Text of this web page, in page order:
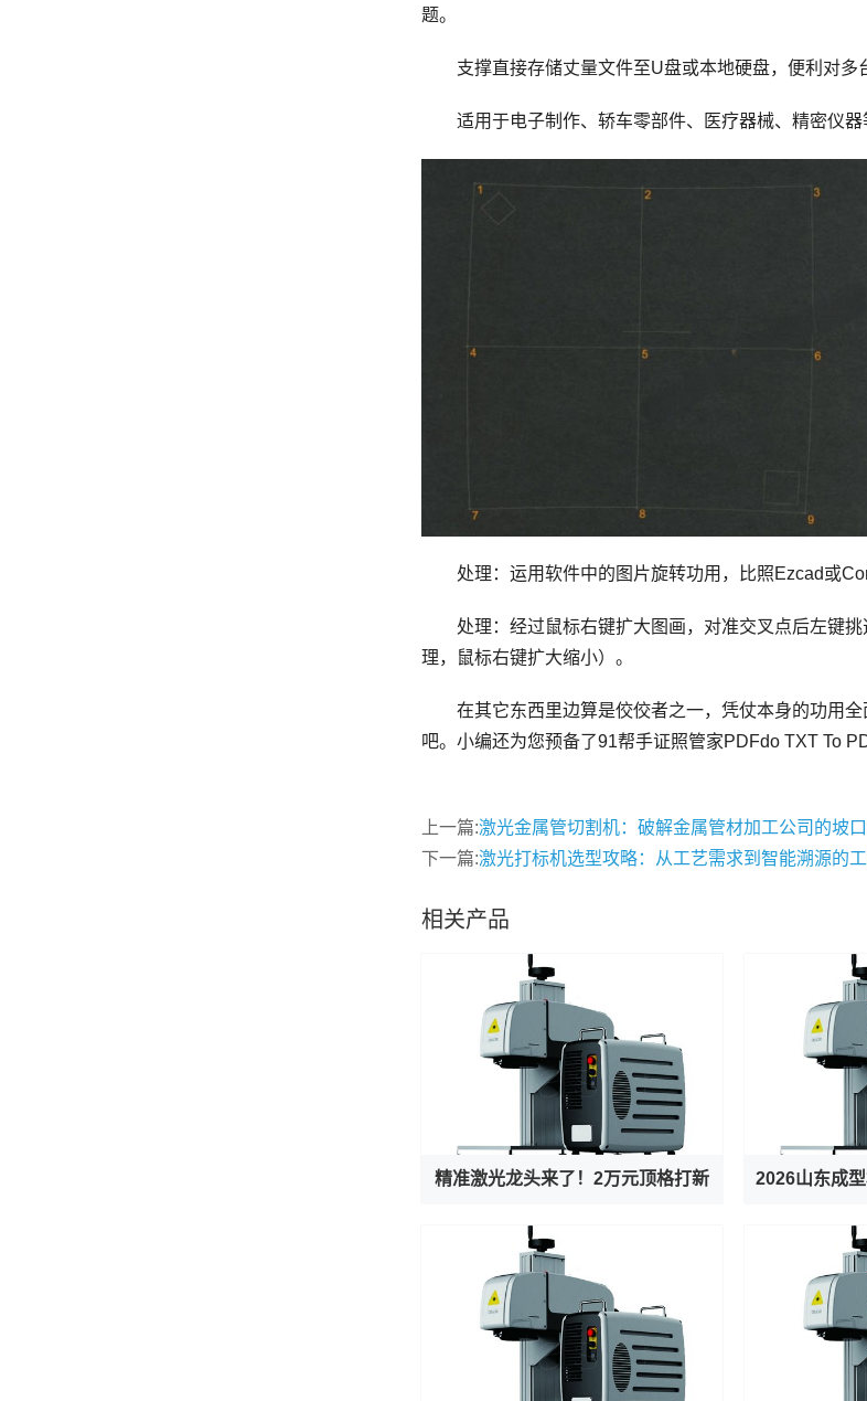
题。
支撑直接存储丈量文件至U盘或本地硬盘，便利对多
适用于电子制作、轿车零部件、医疗器械、精密仪器
处理：运用软件中的图片旋转功用，比照Ezcad或
处理：经过鼠标右键扩大图画，对准交叉点后左键挑
理，鼠标右键扩大缩小）。
在其它东西里边算是佼佼者之一，凭仗本身的功用全
吧。小编还为您预备了91帮手证照管家PDFdo TXT To
上一篇:激光金属管切割机：破解金属管材加工公司的坡
下一篇:激光打标机选型攻略：从工艺需求到智能溯源的
相关产品
精准激光龙头来了！2万元顶格打新